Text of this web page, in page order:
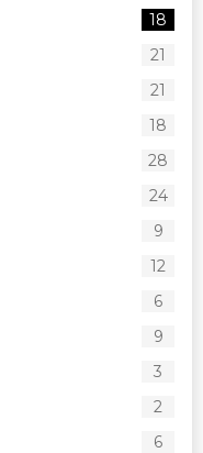
18
21
21
18
28
24
9
12
6
9
3
2
6